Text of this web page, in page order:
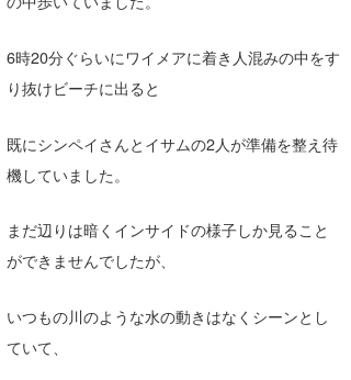
6時20分ぐらいにワイメアに着き人混みの中をす
り抜けビーチに出ると
既にシンペイさんとイサムの2人が準備を整え待
機していました。
まだ辺りは暗くインサイドの様子しか見ること
ができませんでしたが、
いつもの川のような水の動きはなくシーンとし
ていて、